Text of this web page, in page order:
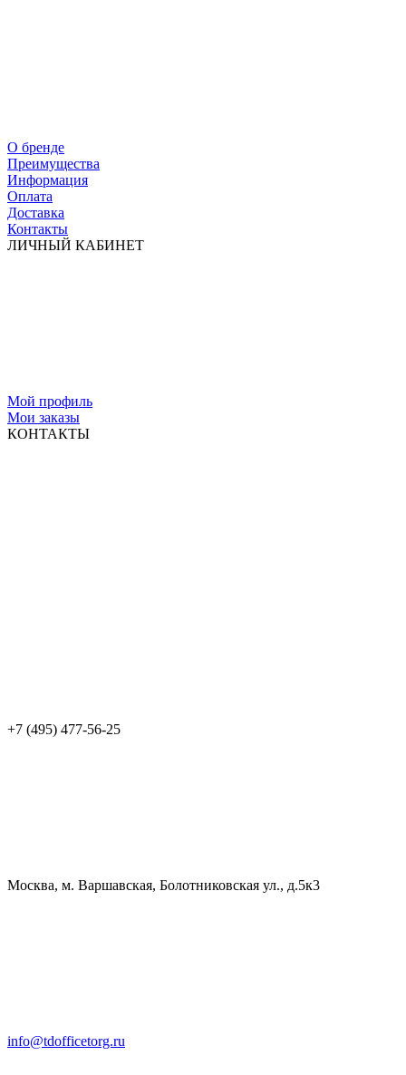
О бренде
Преимущества
Информация
Оплата
Доставка
Контакты
ЛИЧНЫЙ КАБИНЕТ
Мой профиль
Мои заказы
КОНТАКТЫ
+7 (495) 477-56-25
Москва, м. Варшавская, Болотниковская ул., д.5к3
info@tdofficetorg.ru